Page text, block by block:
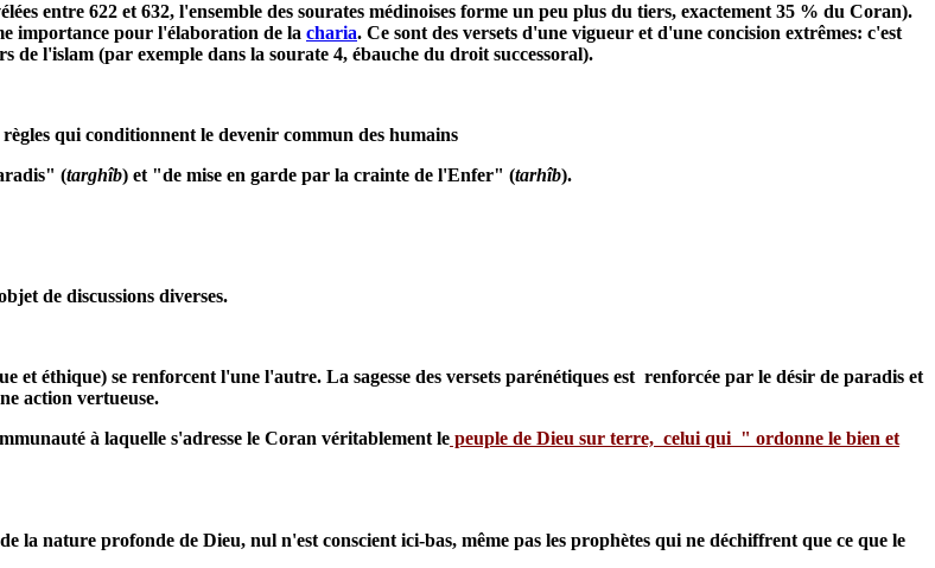
entre 622 et 632, l'ensemble des sourates médinoises forme un peu plus du tiers, exactement 35 % du Coran).
importance pour l'élaboration de la charia. Ce sont des versets d'une vigueur et d'une concision extrêmes: c'est
l'islam (par exemple dans la sourate 4, ébauche du droit successoral).
qui conditionnent le devenir commun des humains
(targhîb) et "de mise en garde par la crainte de l'Enfer" (tarhîb).
de discussions diverses.
et éthique) se renforcent l'une l'autre. La sagesse des versets parénétiques est renforcée par le désir de paradis et
action vertueuse.
à laquelle s'adresse le Coran véritablement le peuple de Dieu sur terre, celui qui " ordonne le bien et
la nature profonde de Dieu, nul n'est conscient ici-bas, même pas les prophètes qui ne déchiffrent que ce que le